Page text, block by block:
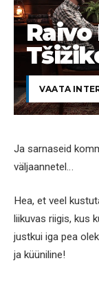
Raivo
VAATA
Ja sarnaseid
väljaannetel…
Hea, et veel
liikuvas riigis, kus
justkui iga pea
ja küüniline!